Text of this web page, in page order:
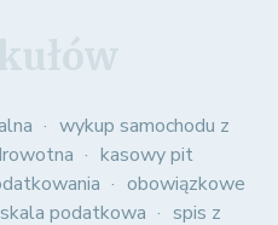
wykup samochodu z
kasowy pit
obowiązkowe
skala podatkowa
spis z